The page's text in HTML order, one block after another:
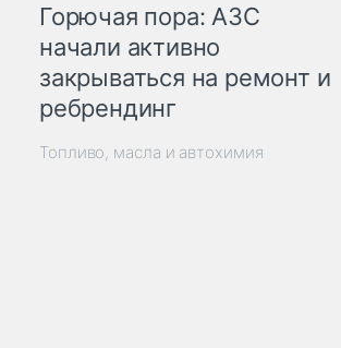
Горючая пора: АЗС
начали активно
закрываться на ремонт и
ребрендинг
Топливо, масла и автохимия